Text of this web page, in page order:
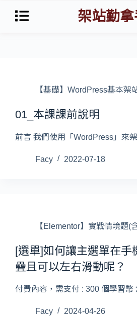
架站勤
【基礎】WordPress基本架
01_本課課前說明
前言 我們使用「WordPress」來
Facy 2022-07-18
【Elementor】實戰情境題(
[選單]如何讓主選單在手
疊且可以左右滑動呢？
付費內容，需支付 : 300 個學習
Facy 2024-04-26